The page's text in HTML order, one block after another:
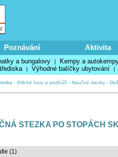
Poznávání Aktivita
a bungalovy | Kempy a
| Výhodné balíčky ubytování |
- Orlické hory a podhůří- Naučné stezky-
STEZKA PO STOPÁCH
(1)